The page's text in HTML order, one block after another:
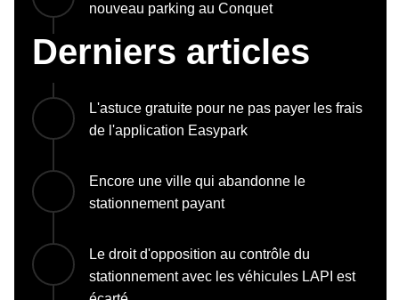
nouveau parking au Conquet
Derniers articles
L'astuce gratuite pour ne pas payer les frais
de l'application Easypark
Encore une ville qui abandonne le
stationnement payant
Le droit d'opposition au contrôle du
stationnement avec les véhicules LAPI est